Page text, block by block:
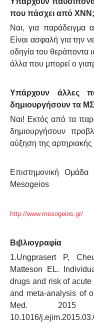
που πάσχει από ΧΝΝ;
Ναι, για παράδειγμα
Είναι ασφαλή για την
οδηγία του θεράποντα
άλλα που μπορεί ο
Υπάρχουν άλλες
δημιουργήσουν τα
Ναι! Εκτός από τα
δημιουργήσουν
αύξηση της αρτηριακής
Επιστημονική
Mesogeios
http://www.mesogeios.gr/
Βιβλιογραφία
1.Ungprasert P,
Matteson EL.
drugs and risk of
and meta-analysis of
Med. 2015
10.1016/